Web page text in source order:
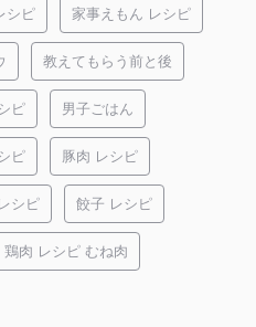
シピ 家事えもん レシピ
教えてもらう前と後
ピ 男子ごはん
ピ 豚肉 レシピ
シピ 餃子 レシピ
鶏肉 レシピ むね肉